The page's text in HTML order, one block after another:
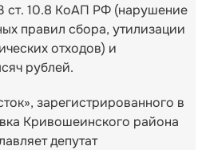
ст. 10.8 КоАП РФ (нарушение
правил сбора, утилизации
отходов) и
рублей.
зарегистрированного в
Кривошеинского района
депутат